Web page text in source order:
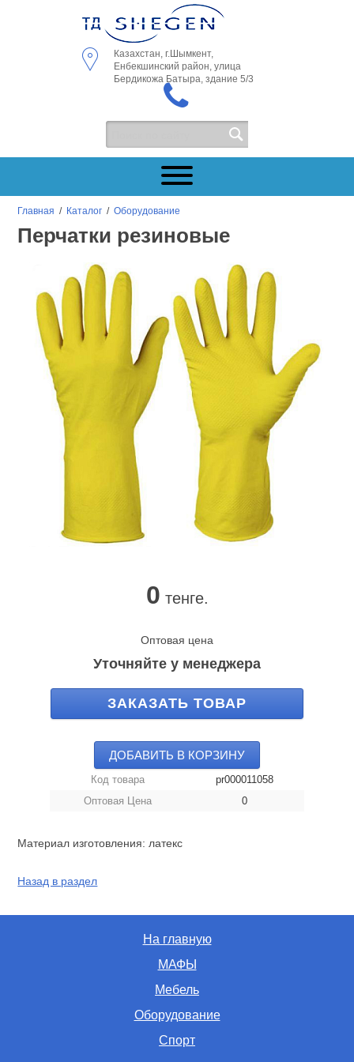
Казахстан, г.Шымкент,
Енбекшинский район, улица
Бердикожа Батыра, здание 5/3
Главная / Каталог /Оборудование
Перчатки резиновые
0 тенге.
Оптовая цена
Уточняйте у менеджера
ЗАКАЗАТЬ ТОВАР
ДОБАВИТЬ В КОРЗИНУ
Код товара
pr000011058
Оптовая Цена
0
Материал изготовления: латекс
Назад в раздел
На главную
МАФЫ
Мебель
Оборудование
Спорт